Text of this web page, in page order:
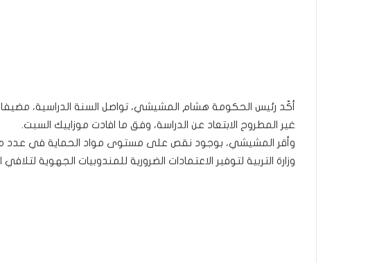
أكّد رئيس الحكومة هشام المشيشي، تواصل السنة الدراسية،
غير المطروح الابتعاد عن الدراسة، وفق ما افادت موزاييك السبت.
وأقر المشيشي، بوجود نقص على مستوى مواد الحماية في عدد من
وزارة التربية لتوفير الاعتمادات الضرورية للمندوبيات الجهوية